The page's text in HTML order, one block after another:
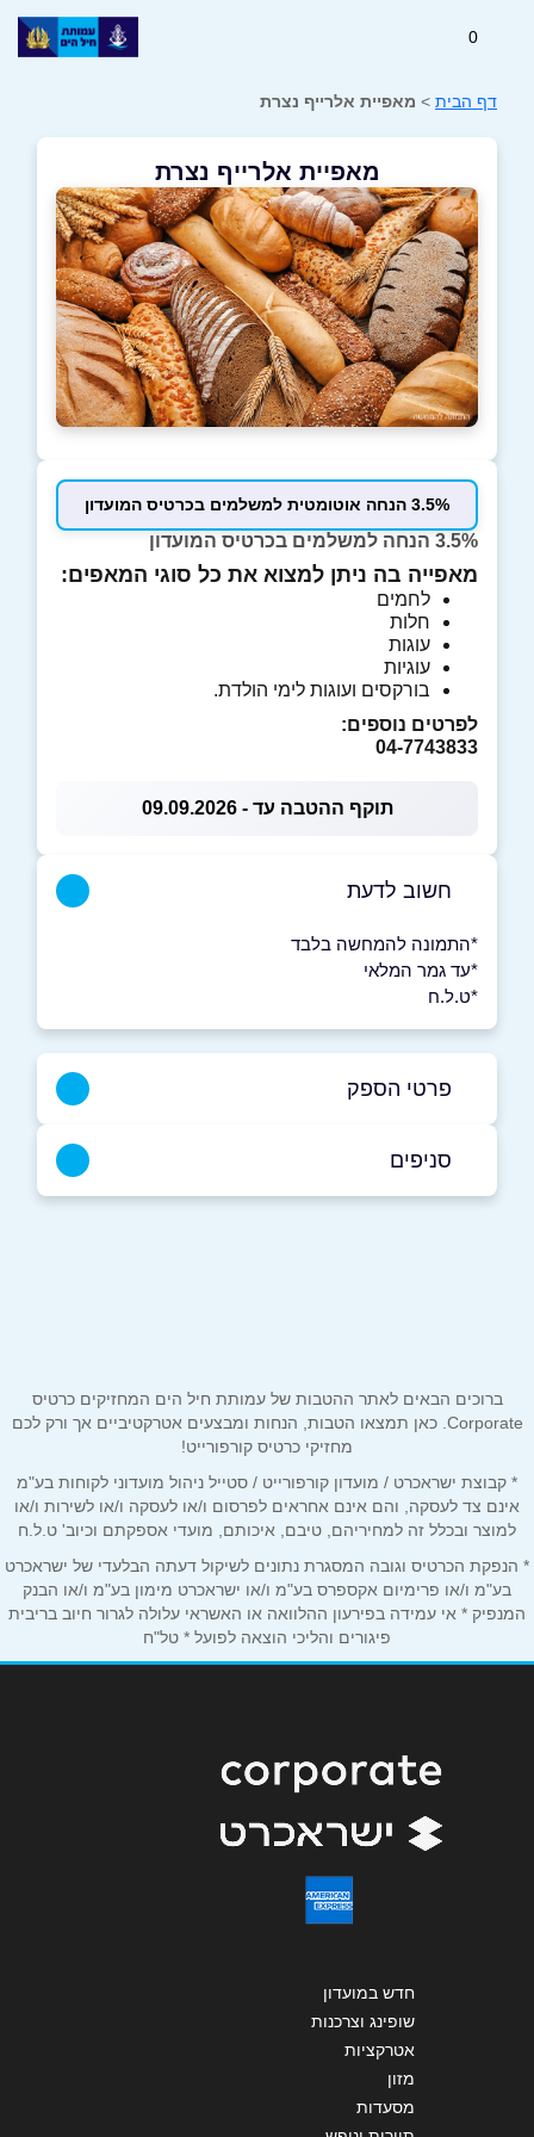
0
דף הבית > מאפיית אלרייף נצרת
מאפיית אלרייף נצרת
3.5% הנחה אוטומטית למשלמים בכרטיס המועדון
3.5% הנחה למשלמים בכרטיס המועדון
מאפייה בה ניתן למצוא את כל סוגי המאפים:
לחמים
חלות
עוגות
עוגיות
בורקסים ועוגות לימי הולדת.
לפרטים נוספים:
04-7743833
תוקף ההטבה עד - 09.09.2026
חשוב לדעת
*התמונה להמחשה בלבד
*עד גמר המלאי
*ט.ל.ח
פרטי הספק
אימייל*
נושא*
אנא חזרו אלי בקשר ל...
הודעה*
שליחה
סניפים
ברוכים הבאים לאתר ההטבות של עמותת חיל הים המחזיקים כרטיס
Corporate. כאן תמצאו הטבות, הנחות ומבצעים אטרקטיביים אך ורק לכם
מחזיקי כרטיס קורפורייט!
* קבוצת ישראכרט / מועדון קורפורייט / סטייל ניהול מועדוני לקוחות בע"מ
אינם צד לעסקה, והם אינם אחראים לפרסום ו/או לעסקה ו/או לשירות ו/או
למוצר ובכלל זה למחיריהם, טיבם, איכותם, מועדי אספקתם וכיוב' ט.ל.ח
* הנפקת הכרטיס וגובה המסגרת נתונים לשיקול דעתה הבלעדי של ישראכרט
בע"מ ו/או פרימיום אקספרס בע"מ ו/או ישראכרט מימון בע"מ ו/או הבנק
המנפיק * אי עמידה בפירעון ההלוואה או האשראי עלולה לגרור חיוב בריבית
פיגורים והליכי הוצאה לפועל * טל"ח
חדש במועדון
שופינג וצרכנות
אטרקציות
מזון
מסעדות